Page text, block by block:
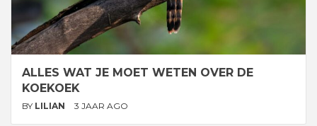
ALLES WAT JE MOET WETEN OVER DE
KOEKOEK
BY LILIAN 3 JAAR AGO